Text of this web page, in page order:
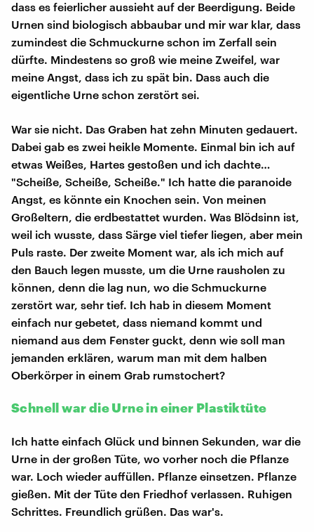
dass es feierlicher aussieht auf der Beerdigung. Beide
Urnen sind biologisch abbaubar und mir war klar, dass
zumindest die Schmuckurne schon im Zerfall sein
dürfte. Mindestens so groß wie meine Zweifel, war
meine Angst, dass ich zu spät bin. Dass auch die
eigentliche Urne schon zerstört sei.
War sie nicht. Das Graben hat zehn Minuten gedauert.
Dabei gab es zwei heikle Momente. Einmal bin ich auf
etwas Weißes, Hartes gestoßen und ich dachte…
"Scheiße, Scheiße, Scheiße." Ich hatte die paranoide
Angst, es könnte ein Knochen sein. Von meinen
Großeltern, die erdbestattet wurden. Was Blödsinn ist,
weil ich wusste, dass Särge viel tiefer liegen, aber mein
Puls raste. Der zweite Moment war, als ich mich auf
den Bauch legen musste, um die Urne rausholen zu
können, denn die lag nun, wo die Schmuckurne
zerstört war, sehr tief. Ich hab in diesem Moment
einfach nur gebetet, dass niemand kommt und
niemand aus dem Fenster guckt, denn wie soll man
jemanden erklären, warum man mit dem halben
Oberkörper in einem Grab rumstochert?
Schnell war die Urne in einer Plastiktüte
Ich hatte einfach Glück und binnen Sekunden, war die
Urne in der großen Tüte, wo vorher noch die Pflanze
war. Loch wieder auffüllen. Pflanze einsetzen. Pflanze
gießen. Mit der Tüte den Friedhof verlassen. Ruhigen
Schrittes. Freundlich grüßen. Das war's.